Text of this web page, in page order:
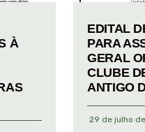
À
EDITAL
PARA
GERAL
CLUBE
ANTIGO
29 de julho